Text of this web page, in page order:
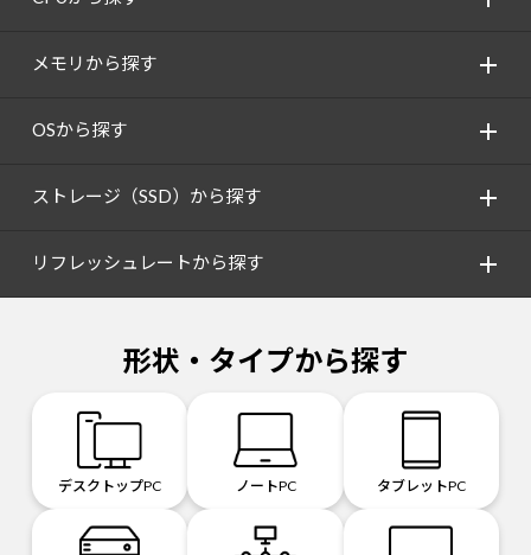
メモリから探す
OSから探す
ストレージ（SSD）から探す
リフレッシュレートから探す
形状・タイプから探す
デスクトップPC ノートPC タブレットPC